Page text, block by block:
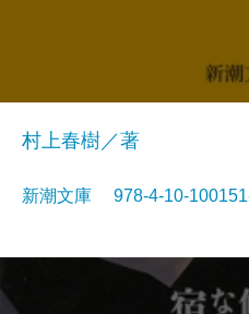
村上春樹／著
新潮文庫 978-4-10-